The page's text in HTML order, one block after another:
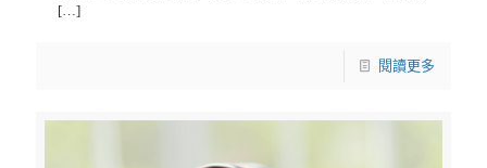
[…]
閱讀更多